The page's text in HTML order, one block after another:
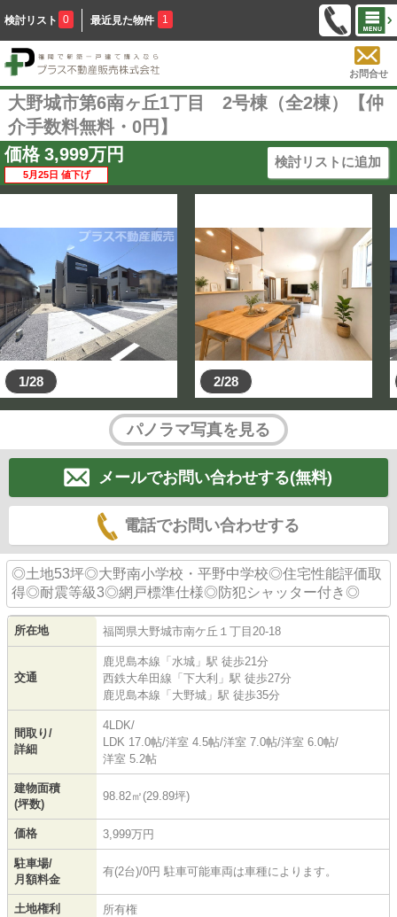
検討リスト 0 最近見た物件 1
お問合せ
大野城市第6南ヶ丘1丁目 2号棟（全2棟）【仲
介手数料無料・0円】
価格 3,999万円
5月25日 値下げ
検討リストに追加
1/28 2/28
パノラマ写真を見る
メールでお問い合わせする(無料)
電話でお問い合わせする
◎土地53坪◎大野南小学校・平野中学校◎住宅性能評価取
得◎耐震等級3◎網戸標準仕様◎防犯シャッター付き◎
所在地 福岡県大野城市南ケ丘 １丁目20-18
交通
鹿児島本線 「 水城 」駅 徒歩21分
西鉄大牟田線 「 下大利 」駅 徒歩27分
鹿児島本線 「 大野城 」駅 徒歩35分
間取り/
詳細
4LDK/
LDK 17.0帖/洋室 4.5帖/洋室 7.0帖/洋室 6.0帖/
洋室 5.2帖
建物面積
(坪数)
98.82㎡(29.89坪)
価格 3,999万円
駐車場/
月額料金
有(2台)/0円 駐車可能車両は車種によります。
土地権利 所有権